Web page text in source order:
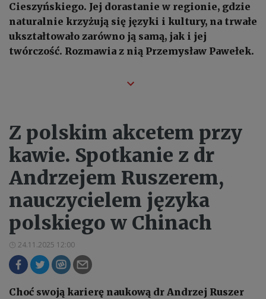
Cieszyńskiego. Jej dorastanie w regionie, gdzie
naturalnie krzyżują się języki i kultury, na trwałe
ukształtowało zarówno ją samą, jak i jej
twórczość. Rozmawia z nią Przemysław Pawełek.
Z polskim akcetem przy
kawie. Spotkanie z dr
Andrzejem Ruszerem,
nauczycielem języka
polskiego w Chinach
24.11.2025 12:00
Choć swoją karierę naukową dr Andrzej Ruszer